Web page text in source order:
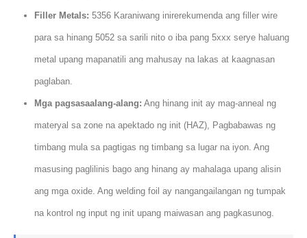
Filler Metals: 5356 Karaniwang inirerekumenda ang filler wire
para sa hinang 5052 sa sarili nito o iba pang 5xxx serye haluang
metal upang mapanatili ang mahusay na lakas at kaagnasan
paglaban.
Mga pagsasaalang-alang: Ang hinang init ay mag-anneal ng
materyal sa zone na apektado ng init (HAZ), Pagbabawas ng
timbang mula sa pagtigas ng timbang sa lugar na iyon. Ang
masusing paglilinis bago ang hinang ay mahalaga upang alisin
ang mga oxide. Ang welding foil ay nangangailangan ng tumpak
na kontrol ng input ng init upang maiwasan ang pagkasunog.